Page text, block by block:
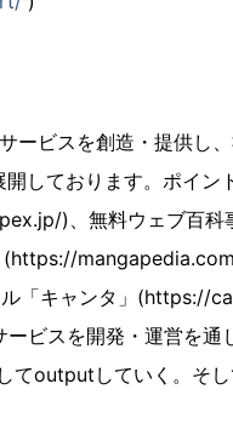
ービスを創造・提供し
しております。ポイン
)、無料ウェブ百
「キャンタ」(https://
ビスを開発・運営を通
てoutputしていく。そ